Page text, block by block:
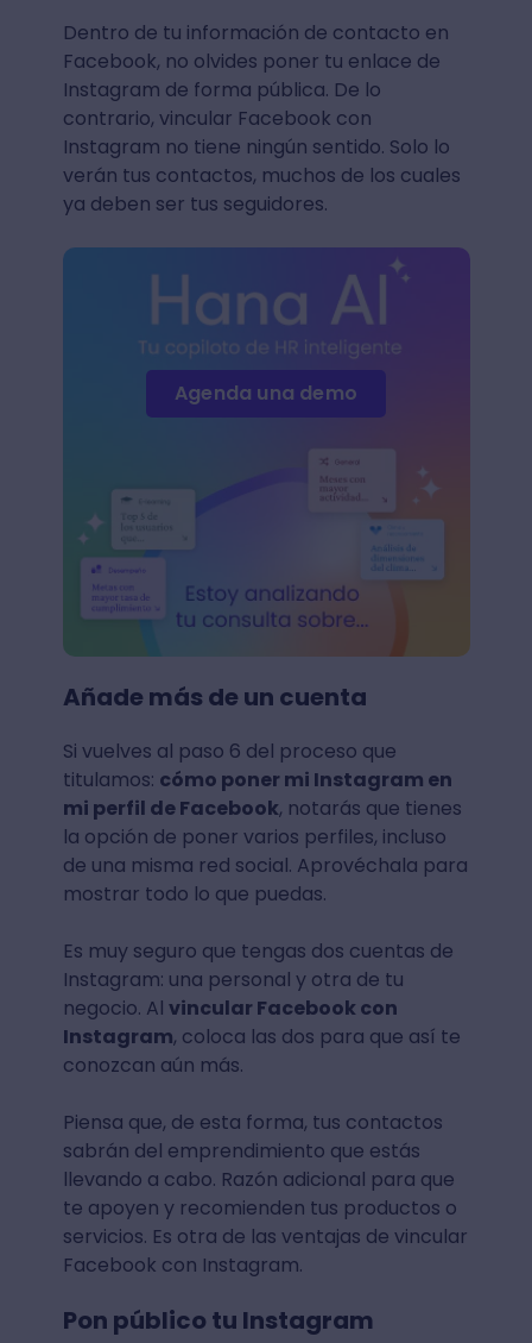
Dentro de tu información de contacto en
Facebook, no olvides poner tu enlace de
Instagram de forma pública. De lo
contrario, vincular Facebook con
Instagram no tiene ningún sentido. Solo lo
verán tus contactos, muchos de los cuales
ya deben ser tus seguidores.
Agenda una demo
Añade más de un cuenta
Si vuelves al paso 6 del proceso que
titulamos: cómo poner mi Instagram en
mi perfil de Facebook, notarás que tienes
la opción de poner varios perfiles, incluso
de una misma red social. Aprovéchala para
mostrar todo lo que puedas.
Es muy seguro que tengas dos cuentas de
Instagram: una personal y otra de tu
negocio. Al vincular Facebook con
Instagram, coloca las dos para que así te
conozcan aún más.
Piensa que, de esta forma, tus contactos
sabrán del emprendimiento que estás
llevando a cabo. Razón adicional para que
te apoyen y recomienden tus productos o
servicios. Es otra de las ventajas de vincular
Facebook con Instagram.
Pon público tu Instagram